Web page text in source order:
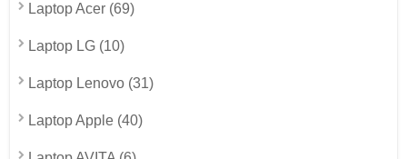
Laptop Acer (69)
Laptop LG (10)
Laptop Lenovo (31)
Laptop Apple (40)